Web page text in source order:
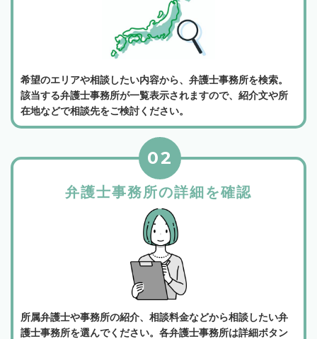
希望のエリアや相談したい内容から、弁護士事務所を検索。
該当する弁護士事務所が一覧表示されますので、紹介文や所
在地などで相談先をご検討ください。
弁護士事務所の詳細を確認
02
所属弁護士や事務所の紹介、相談料金などから相談したい弁
護士事務所を選んでください。各弁護士事務所は詳細ボタン